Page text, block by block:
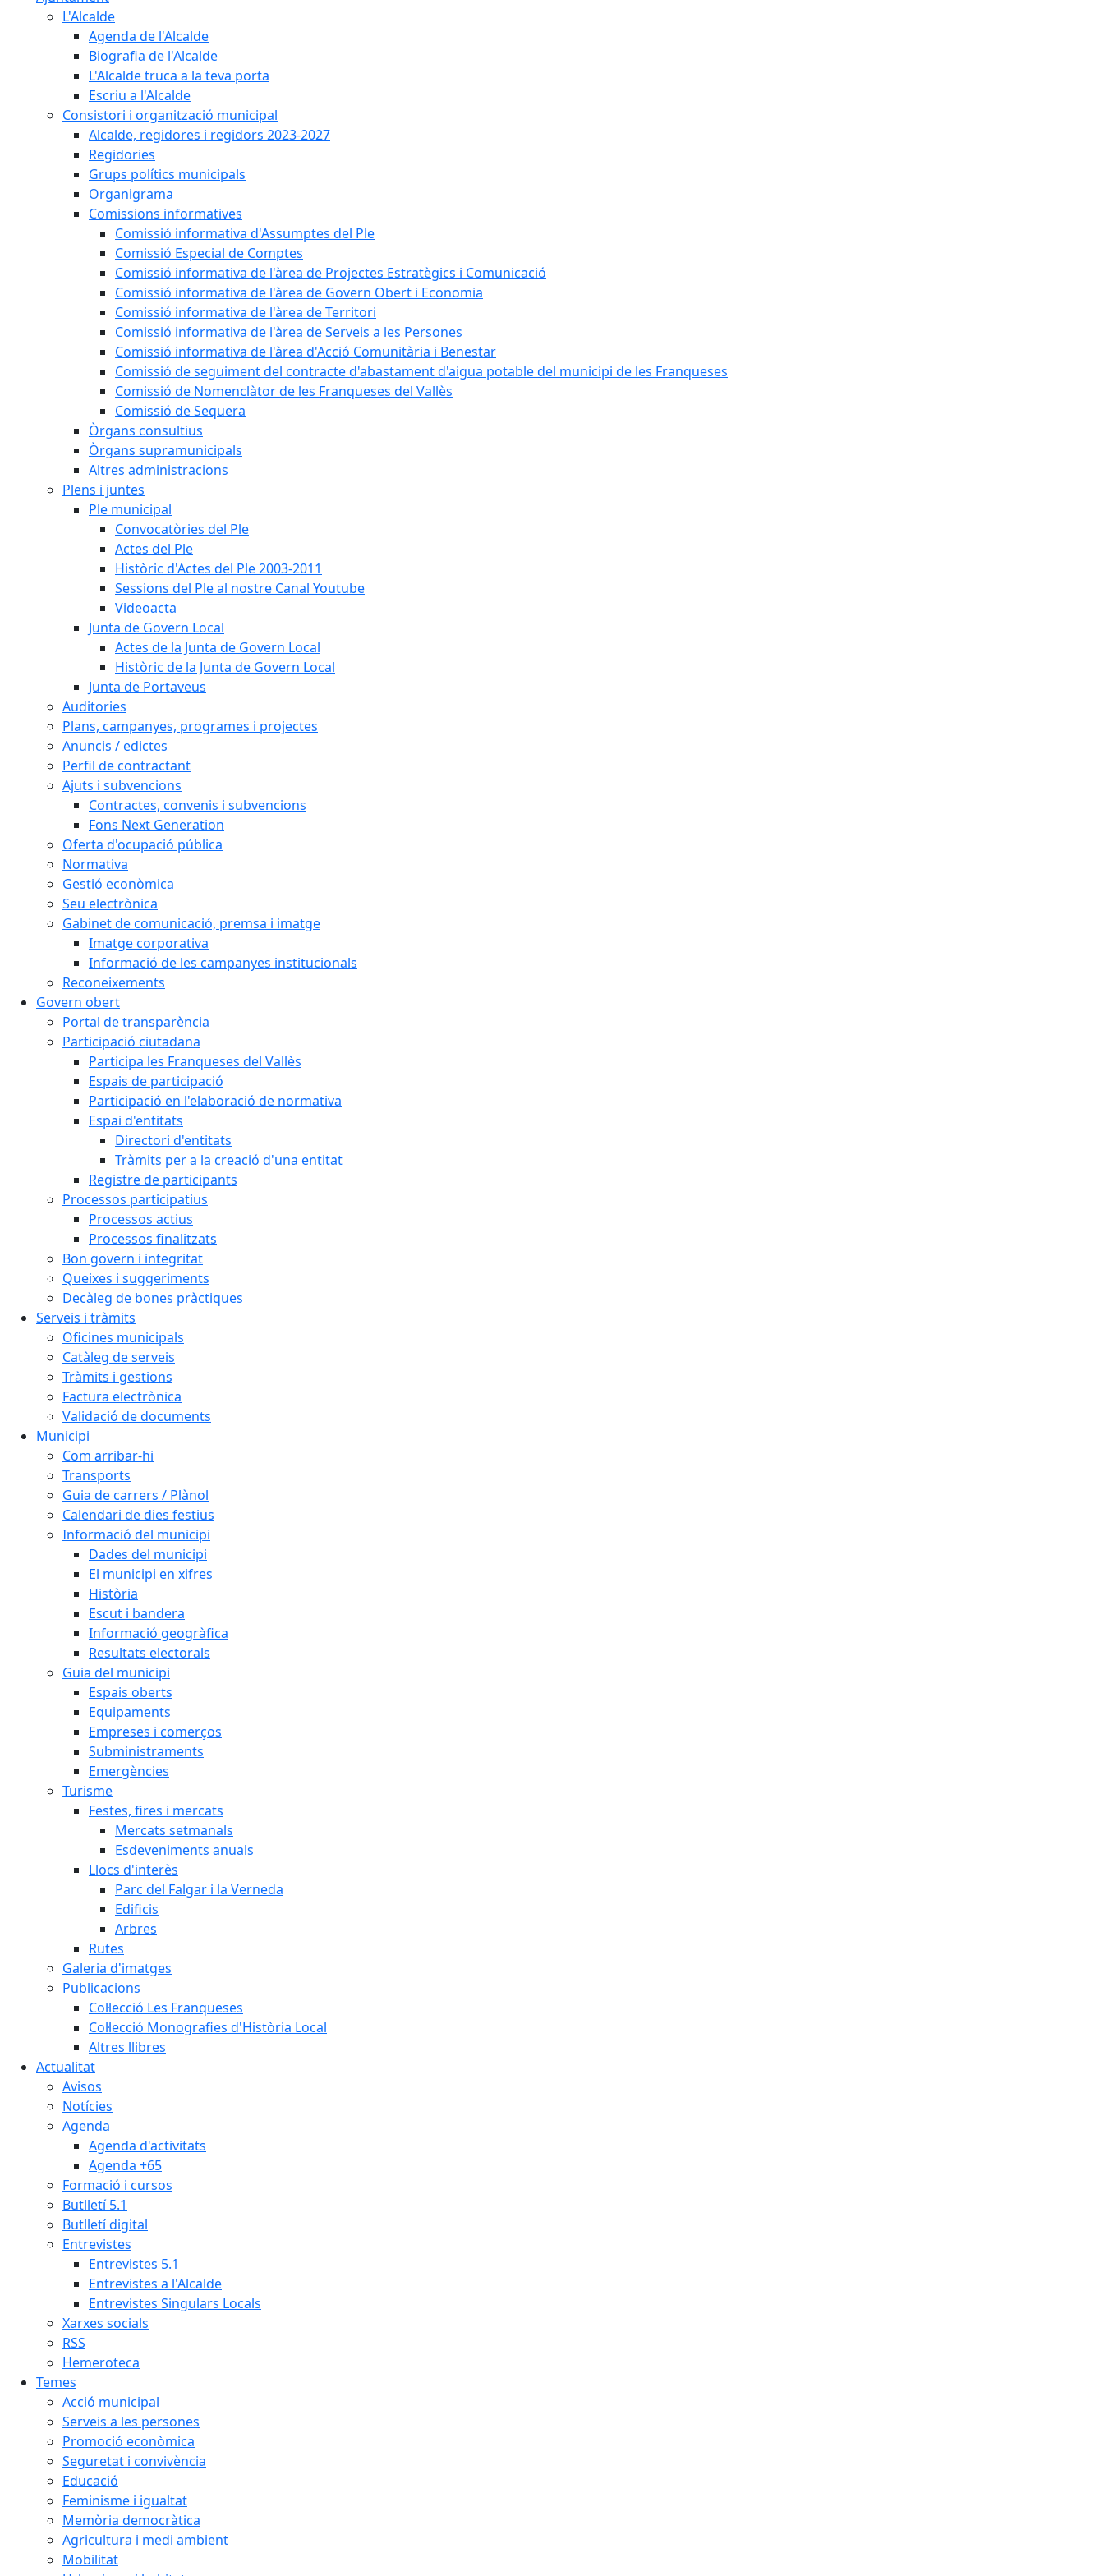
L'Alcalde
Agenda de l'Alcalde
Biografia de l'Alcalde
L'Alcalde truca a la teva porta
Escriu a l'Alcalde
Consistori i organització municipal
Alcalde, regidores i regidors 2023-2027
Regidories
Grups polítics municipals
Organigrama
Comissions informatives
Comissió informativa d'Assumptes del Ple
Comissió Especial de Comptes
Comissió informativa de l'àrea de Projectes Estratègics i Comunicació
Comissió informativa de l'àrea de Govern Obert i Economia
Comissió informativa de l'àrea de Territori
Comissió informativa de l'àrea de Serveis a les Persones
Comissió informativa de l'àrea d'Acció Comunitària i Benestar
Comissió de seguiment del contracte d'abastament d'aigua potable del municipi de les Franqueses
Comissió de Nomenclàtor de les Franqueses del Vallès
Comissió de Sequera
Òrgans consultius
Òrgans supramunicipals
Altres administracions
Plens i juntes
Ple municipal
Convocatòries del Ple
Actes del Ple
Històric d'Actes del Ple 2003-2011
Sessions del Ple al nostre Canal Youtube
Videoacta
Junta de Govern Local
Actes de la Junta de Govern Local
Històric de la Junta de Govern Local
Junta de Portaveus
Auditories
Plans, campanyes, programes i projectes
Anuncis / edictes
Perfil de contractant
Ajuts i subvencions
Contractes, convenis i subvencions
Fons Next Generation
Oferta d'ocupació pública
Normativa
Gestió econòmica
Seu electrònica
Gabinet de comunicació, premsa i imatge
Imatge corporativa
Informació de les campanyes institucionals
Reconeixements
Govern obert
Portal de transparència
Participació ciutadana
Participa les Franqueses del Vallès
Espais de participació
Participació en l'elaboració de normativa
Espai d'entitats
Directori d'entitats
Tràmits per a la creació d'una entitat
Registre de participants
Processos participatius
Processos actius
Processos finalitzats
Bon govern i integritat
Queixes i suggeriments
Decàleg de bones pràctiques
Serveis i tràmits
Oficines municipals
Catàleg de serveis
Tràmits i gestions
Factura electrònica
Validació de documents
Municipi
Com arribar-hi
Transports
Guia de carrers / Plànol
Calendari de dies festius
Informació del municipi
Dades del municipi
El municipi en xifres
Història
Escut i bandera
Informació geogràfica
Resultats electorals
Guia del municipi
Espais oberts
Equipaments
Empreses i comerços
Subministraments
Emergències
Turisme
Festes, fires i mercats
Mercats setmanals
Esdeveniments anuals
Llocs d'interès
Parc del Falgar i la Verneda
Edificis
Arbres
Rutes
Galeria d'imatges
Publicacions
Col·lecció Les Franqueses
Col·lecció Monografies d'Història Local
Altres llibres
Actualitat
Avisos
Notícies
Agenda
Agenda d'activitats
Agenda +65
Formació i cursos
Butlletí 5.1
Butlletí digital
Entrevistes
Entrevistes 5.1
Entrevistes a l'Alcalde
Entrevistes Singulars Locals
Xarxes socials
RSS
Hemeroteca
Temes
Acció municipal
Serveis a les persones
Promoció econòmica
Seguretat i convivència
Educació
Feminisme i igualtat
Memòria democràtica
Agricultura i medi ambient
Mobilitat